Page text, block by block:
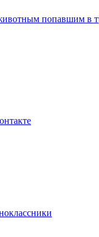
попавшим в